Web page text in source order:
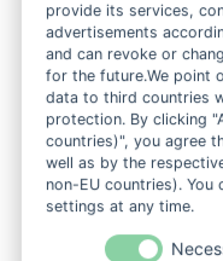
Reishi
Kapseln /
provide its services,
advertisements
and can revoke or
for the future.We point
data to third countries
protection. By clicking
countries)", you agree
well as by the
non-EU countries).
settings at any time.